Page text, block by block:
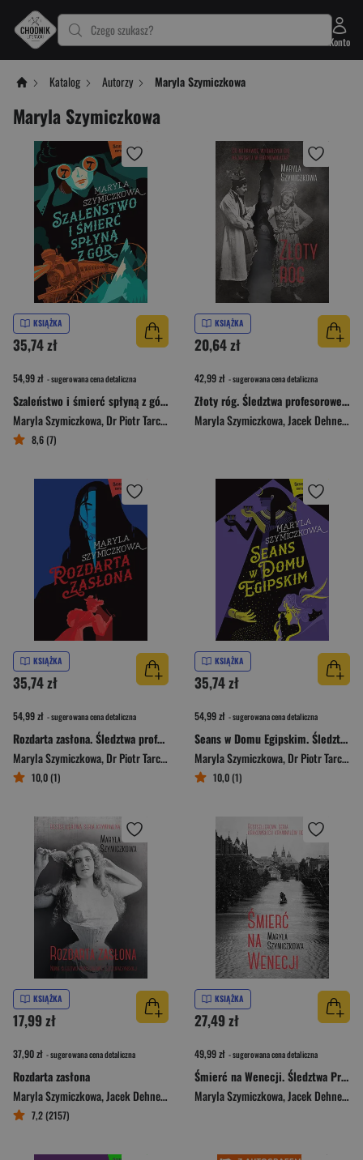
Czego szukasz?
Konto
Katalog Autorzy Maryla Szymiczkowa
Maryla Szymiczkowa
KSIĄŻKA
35,74 zł
54,99 zł - sugerowana cena detaliczna
Szaleństwo i śmierć spłyną z gór. Śledztwa profesorowej Szczupaczyńskiej
Maryla Szymiczkowa,Dr Piotr Tarczyński Jacek Dehnel
8,6 (7)
KSIĄŻKA
20,64 zł
42,99 zł - sugerowana cena detaliczna
Złoty róg. Śledztwa profesorowej Szczupaczyńskiej
Maryla Szymiczkowa,Jacek Dehnel,
KSIĄŻKA
35,74 zł
54,99 zł - sugerowana cena detaliczna
Rozdarta zasłona. Śledztwa profesorowej Szczupaczyńskiej [wyd. 2025]
Maryla Szymiczkowa,Dr Piotr Tarczyński Jacek Dehnel
10,0 (1)
KSIĄŻKA
35,74 zł
54,99 zł - sugerowana cena detaliczna
Seans w Domu Egipskim. Śledztwa profesorowej Szczupaczyńskiej [wyd. 2025]
Maryla Szymiczkowa,Dr Piotr Tarczyński
10,0 (1)
KSIĄŻKA
17,99 zł
37,90 zł - sugerowana cena detaliczna
Rozdarta zasłona
Maryla Szymiczkowa,Jacek Dehnel, Dr Piotr Tarczyński,Piotr Tarczyński
7,2 (2157)
KSIĄŻKA
27,49 zł
49,99 zł - sugerowana cena detaliczna
Śmierć na Wenecji. Śledztwa Profesorowej Szczupaczyńskiej
Maryla Szymiczkowa,Jacek Dehnel,